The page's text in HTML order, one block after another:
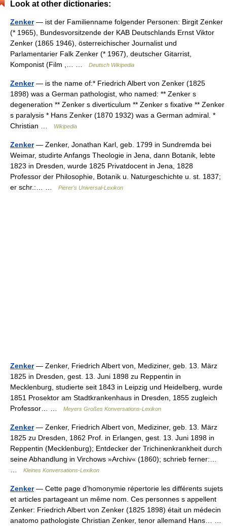
Look at other dictionaries:
Zenker— ist der Familienname folgender Personen: Birgit Zenker
(* 1965), Bundesvorsitzende der KAB Deutschlands Ernst Viktor
Zenker (1865 1946), österreichischer Journalist und
Parlamentarier Falk Zenker (* 1967), deutscher Gitarrist,
Komponist (Film ,… …
Deutsch Wikipedia
Zenker— is the name of:* Friedrich Albert von Zenker (1825
1898) was a German pathologist, who named: ** Zenker s
degeneration ** Zenker s diverticulum ** Zenker s fixative ** Zenker
s paralysis * Hans Zenker (1870 1932) was a German admiral. *
Christian …
Wikipedia
Zenker— Zenker, Jonathan Karl, geb. 1799 in Sundremda bei
Weimar, studirte Anfangs Theologie in Jena, dann Botanik, lebte
1823 in Dresden, wurde 1825 Privatdocent in Jena, 1828
Professor der Philosophie, Botanik u. Naturgeschichte u. st. 1837;
er schr.:… …
Pierer's Universal-Lexikon
Zenker— Zenker, Friedrich Albert von, Mediziner, geb. 13. März
1825 in Dresden, gest. 13. Juni 1898 zu Reppentin in
Mecklenburg, studierte seit 1843 in Leipzig und Heidelberg, wurde
1851 Prosektor am Stadtkrankenhaus in Dresden, 1855 zugleich
Professor… …
Meyers Großes Konversations-Lexikon
Zenker— Zenker, Friedrich Albert von, Mediziner, geb. 13. März
1825 zu Dresden, 1862 Prof. in Erlangen, gest. 13. Juni 1898 in
Reppentin (Mecklenburg); Entdecker der Trichinenkrankheit durch
seine Abhandlung in Virchows »Archiv« (1860); schrieb ferner:…
Kleines Konversations-Lexikon
Zenker— Cette page d’homonymie répertorie les différents sujets
et articles partageant un même nom. Ces personnes s appellent
Zenker: Friedrich Albert von Zenker (1825 1898) était un médecin
anatomo pathologiste Christian Zenker, tenor allemand Hans… …